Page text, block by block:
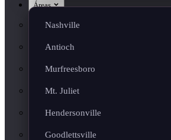
Áreas
Nashville
Antioch
Murfreesboro
Mt. Juliet
Hendersonville
Goodlettsville